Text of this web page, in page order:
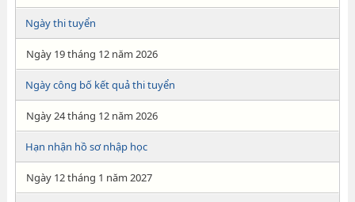
Ngày thi tuyển
Ngày 19 tháng 12 năm 2026
Ngày công bố kết quả thi tuyển
Ngày 24 tháng 12 năm 2026
Hạn nhận hồ sơ nhập học
Ngày 12 tháng 1 năm 2027